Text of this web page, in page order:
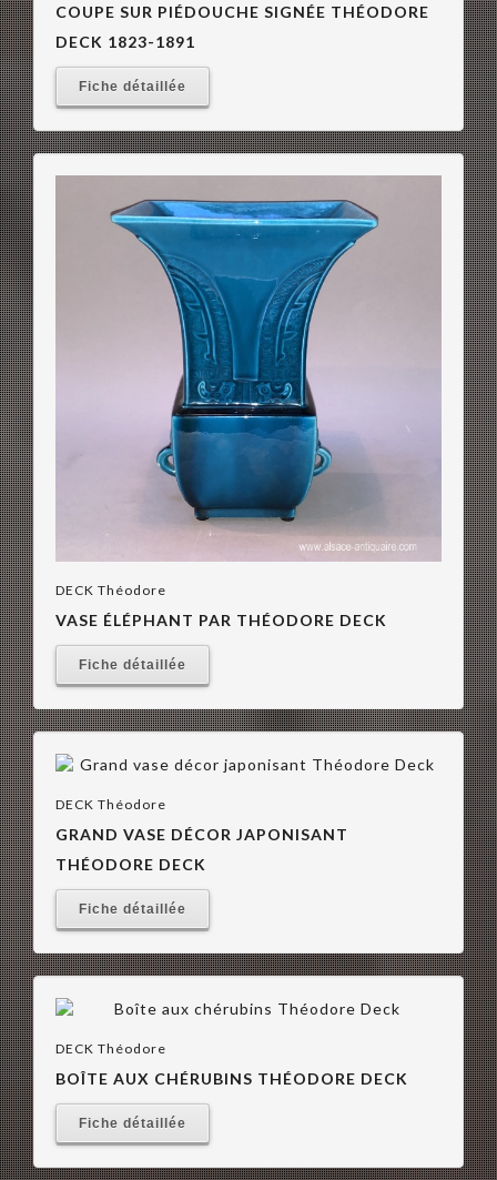
COUPE SUR PIÉDOUCHE SIGNÉE THÉODORE
DECK 1823-1891
Fiche détaillée
DECK Théodore
VASE ÉLÉPHANT PAR THÉODORE DECK
Fiche détaillée
DECK Théodore
GRAND VASE DÉCOR JAPONISANT
THÉODORE DECK
Fiche détaillée
DECK Théodore
BOÎTE AUX CHÉRUBINS THÉODORE DECK
Fiche détaillée